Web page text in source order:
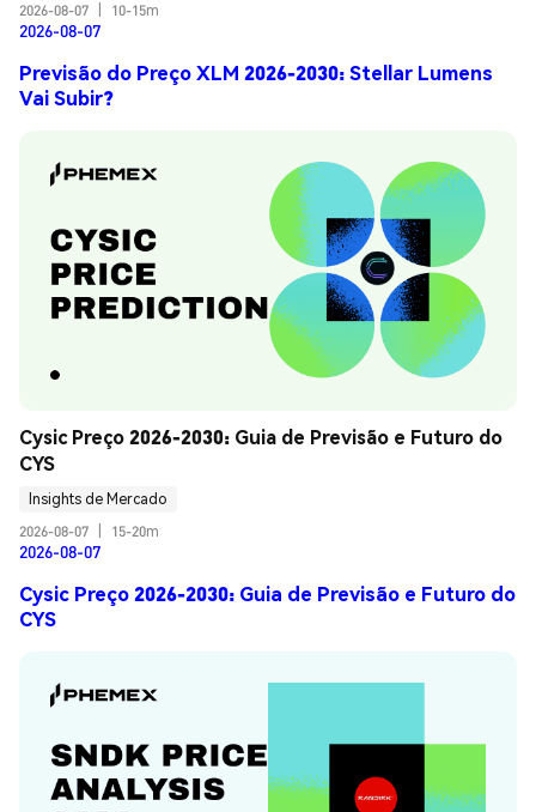
2026-08-07
10-15m
2026-08-07
Previsão do Preço XLM 2026-2030: Stellar Lumens
Vai Subir?
Cysic Preço 2026-2030: Guia de Previsão e Futuro do
CYS
Insights de Mercado
2026-08-07
15-20m
2026-08-07
Cysic Preço 2026-2030: Guia de Previsão e Futuro do
CYS